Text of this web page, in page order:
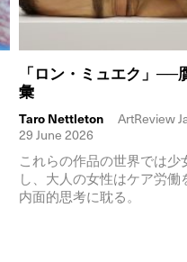
「ロン・ミュエク」──
彙
Taro Nettleton
ArtReview
29 June 2026
これらの作品の世界では少
し、大人の女性はケア労働
内面的思考に耽る。